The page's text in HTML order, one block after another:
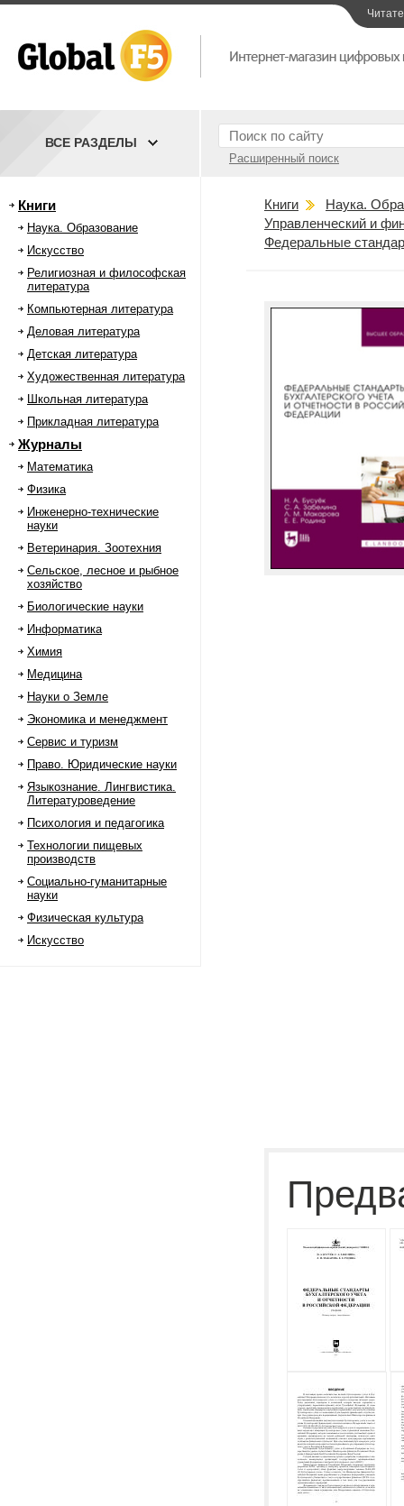
Расширенный поиск
ВСЕ РАЗДЕЛЫ
Книги
Наука. Образование
Искусство
Религиозная и философская
литература
Компьютерная литература
Деловая литература
Детская литература
Художественная литература
Школьная литература
Прикладная литература
Журналы
Математика
Физика
Инженерно-технические
науки
Ветеринария. Зоотехния
Сельское, лесное и рыбное
хозяйство
Биологические науки
Информатика
Химия
Медицина
Науки о Земле
Экономика и менеджмент
Сервис и туризм
Право. Юридические науки
Языкознание. Лингвистика.
Литературоведение
Психология и педагогика
Технологии пищевых
производств
Социально-гуманитарные
науки
Физическая культура
Искусство
Книги
Наука.
Управленческий и
Федеральные